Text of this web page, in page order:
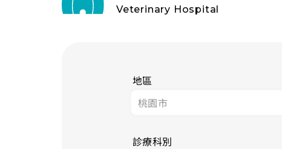
Veterinary Hospital
地區
診療科別